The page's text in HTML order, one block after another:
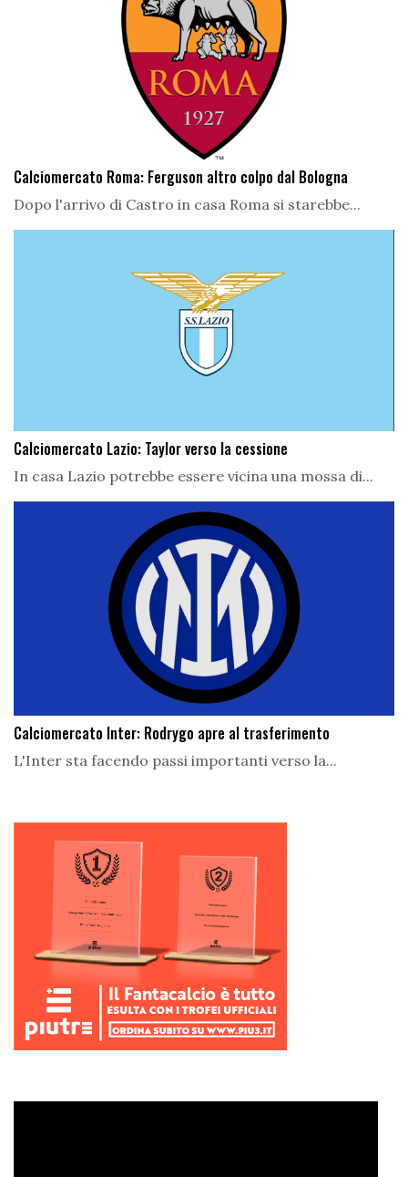
Calciomercato Roma: Ferguson altro colpo dal Bologna
Dopo l'arrivo di Castro in casa Roma si starebbe...
Calciomercato Lazio: Taylor verso la cessione
In casa Lazio potrebbe essere vicina una mossa di...
Calciomercato Inter: Rodrygo apre al trasferimento
L'Inter sta facendo passi importanti verso la...